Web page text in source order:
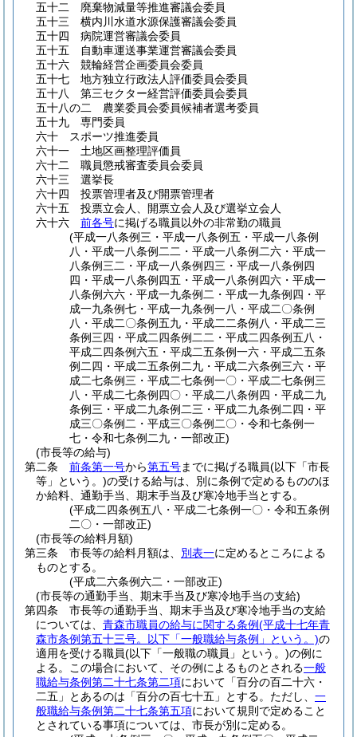
五十二
廃棄物減量等推進審議会委員
五十三
横内川水道水源保護審議会委員
五十四
病院運営審議会委員
五十五
自動車運送事業運営審議会委員
五十六
競輪経営企画委員会委員
五十七
地方独立行政法人評価委員会委員
五十八
第三セクター経営評価委員会委員
五十八の二
農業委員会委員候補者選考委員
五十九
専門委員
六十
スポーツ推進委員
六十一
土地区画整理評価員
六十二
職員懲戒審査委員会委員
六十三
選挙長
六十四
投票管理者及び開票管理者
六十五
投票立会人、開票立会人及び選挙立会人
六十六
前各号に掲げる職員以外の非常勤の職員
(平成一八条例三・平成一八条例五・平成一八条例
八・平成一八条例二二・平成一八条例二六・平成一
八条例三二・平成一八条例四三・平成一八条例四
四・平成一八条例四五・平成一八条例四六・平成一
八条例六六・平成一九条例二・平成一九条例四・平
成一九条例七・平成一九条例一八・平成二〇条例
八・平成二〇条例五九・平成二二条例八・平成二三
条例三四・平成二四条例二二・平成二四条例五八・
平成二四条例六五・平成二五条例一六・平成二五条
例二四・平成二五条例二九・平成二六条例三六・平
成二七条例三・平成二七条例一〇・平成二七条例三
八・平成二七条例四〇・平成二八条例四・平成二九
条例三・平成二九条例二三・平成二九条例二四・平
成三〇条例二・平成三〇条例二〇・令和七条例一
七・令和七条例二九・一部改正)
(市長等の給与)
第二条
前条第一号から第五号までに掲げる職員(以下「市長
等」という。)の受ける給与は、別に条例で定めるもののほ
か給料、通勤手当、期末手当及び寒冷地手当とする。
(平成二四条例五八・平成二七条例一〇・令和五条例
二〇・一部改正)
(市長等の給料月額)
第三条
市長等の給料月額は、 別表一に定めるところによる
ものとする。
(平成二六条例六二・一部改正)
(市長等の通勤手当、期末手当及び寒冷地手当の支給)
第四条
市長等の通勤手当、期末手当及び寒冷地手当の支給
については、 青森市職員の給与に関する条例(平成十七年青
森市条例第五十三号。以下「一般職給与条例」という。)の
適用を受ける職員(以下「一般職の職員」という。)の例に
よる。
この場合において、その例によるものとされる一般
職給与条例第二十七条第二項において「百分の百二十六・
二五」とあるのは「百分の百七十五」とする。 ただし、 一
般職給与条例第二十七条第五項において規則で定めること
とされている事項については、市長が別に定める。